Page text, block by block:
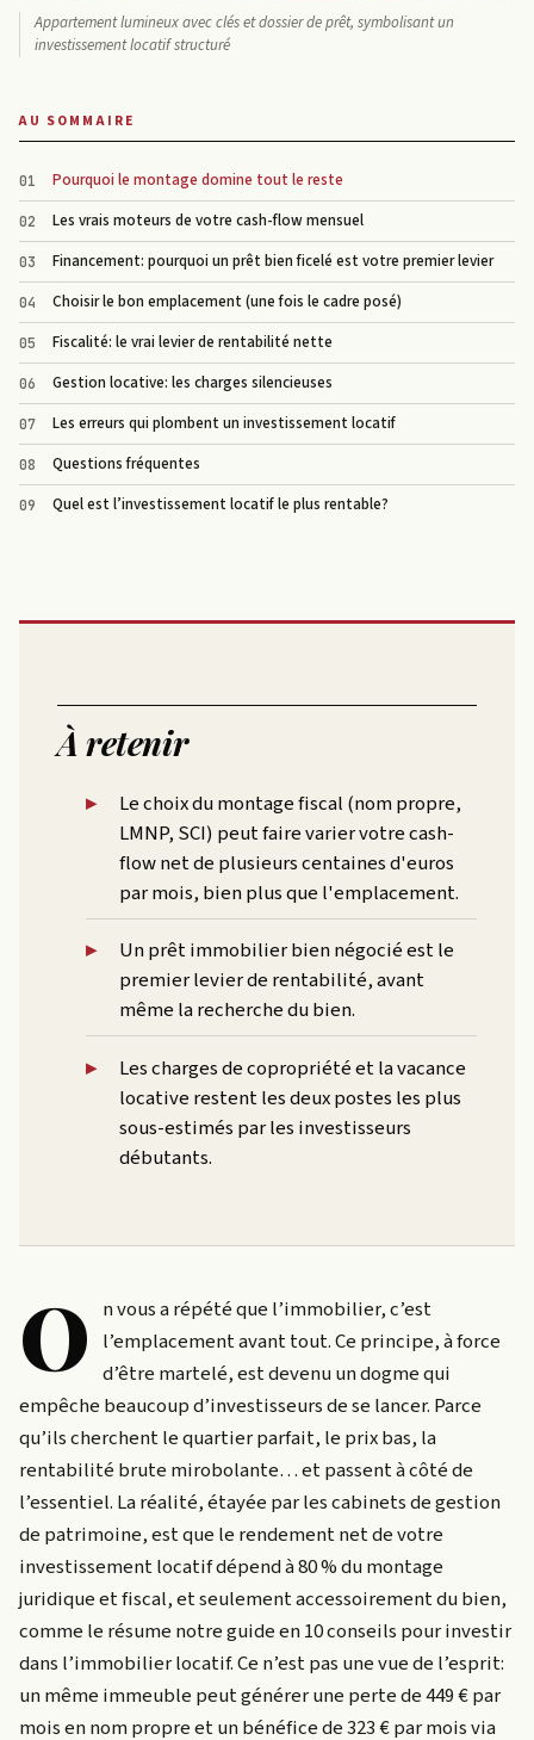
Appartement lumineux avec clés et dossier de prêt, symbolisant un
investissement locatif structuré
AU SOMMAIRE
Pourquoi le montage domine tout le reste
Les vrais moteurs de votre cash-flow mensuel
Financement: pourquoi un prêt bien ficelé est votre premier levier
Choisir le bon emplacement (une fois le cadre posé)
Fiscalité: le vrai levier de rentabilité nette
Gestion locative: les charges silencieuses
Les erreurs qui plombent un investissement locatif
Questions fréquentes
Quel est l’investissement locatif le plus rentable?
À retenir
Le choix du montage fiscal (nom propre,
LMNP, SCI) peut faire varier votre cash-
flow net de plusieurs centaines d'euros
par mois, bien plus que l'emplacement.
Un prêt immobilier bien négocié est le
premier levier de rentabilité, avant
même la recherche du bien.
Les charges de copropriété et la vacance
locative restent les deux postes les plus
sous-estimés par les investisseurs
débutants.
O n vous a répété que l’immobilier, c’est
l’emplacement avant tout. Ce principe, à force
d’être martelé, est devenu un dogme qui
empêche beaucoup d’investisseurs de se lancer. Parce
qu’ils cherchent le quartier parfait, le prix bas, la
rentabilité brute mirobolante… et passent à côté de
l’essentiel. La réalité, étayée par les cabinets de gestion
de patrimoine, est que le rendement net de votre
investissement locatif dépend à 80 % du montage
juridique et fiscal, et seulement accessoirement du bien,
comme le résume notre guide en 10 conseils pour investir
dans l’immobilier locatif. Ce n’est pas une vue de l’esprit:
un même immeuble peut générer une perte de 449 € par
mois en nom propre et un bénéfice de 323 € par mois via